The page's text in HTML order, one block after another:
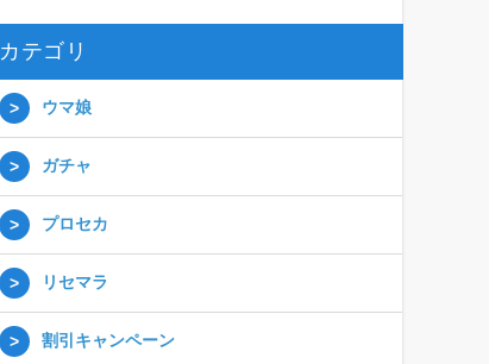
カテゴリ
ウマ娘
ガチャ
プロセカ
リセマラ
割引キャンペーン